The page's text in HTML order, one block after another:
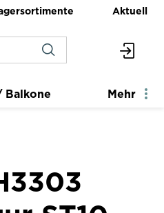
Aktuell
Balkone Mehr